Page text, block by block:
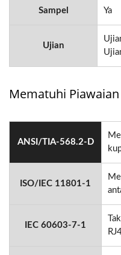
Sampel Ya
Ujian
Mematuhi
ANSI/TIA-568.2-D
ISO/IEC 11801-1
IEC 60603-7-1